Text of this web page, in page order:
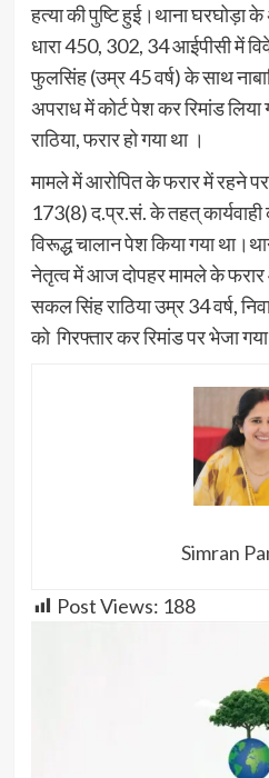
हत्या की पुष्टि हुई।थाना
धारा 450, 302, 34 आईपीसी में
फुलसिंह (उम्र 45 वर्ष) के साथ
अपराध में कोर्ट पेश कर रिमांड
राठिया, फरार हो गया था ।
मामले में आरोपित के फरार में रहने पर
173(8) द.प्र.सं. के तहत् कार्यवाही
विरूद्ध चालान पेश किया गया
नेतृत्व में आज दोपहर मामले के फरार
सकल सिंह राठिया उम्र 34 वर्ष,
को गिरफ्तार कर रिमांड पर भेजा
Simran
Post Views: 188